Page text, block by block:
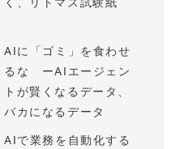
く、リトマス試験紙
AIに「ゴミ」を食わせ
るな ーAIエージェン
トが賢くなるデータ、
バカになるデータ
AIで業務を自動化する